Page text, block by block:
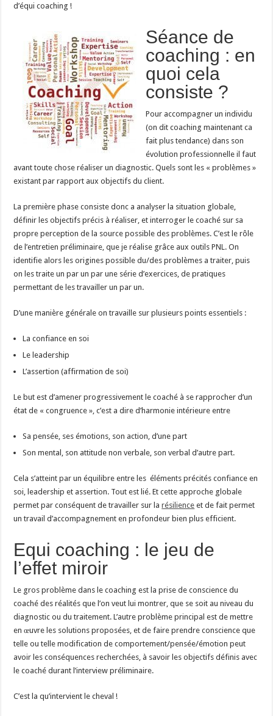
d’équi coaching !
Séance de
coaching : en
quoi cela
consiste ?
Pour accompagner un individu
(on dit coaching maintenant ca
fait plus tendance) dans son
évolution professionnelle il faut
avant toute chose réaliser un diagnostic. Quels sont les « problèmes »
existant par rapport aux objectifs du client.
La première phase consiste donc a analyser la situation globale,
définir les objectifs précis à réaliser, et interroger le coaché sur sa
propre perception de la source possible des problèmes. C’est le rôle
de l’entretien préliminaire, que je réalise grâce aux outils PNL. On
identifie alors les origines possible du/des problèmes a traiter, puis
on les traite un par un par une série d’exercices, de pratiques
permettant de les travailler un par un.
D’une manière générale on travaille sur plusieurs points essentiels :
La confiance en soi
Le leadership
L’assertion (affirmation de soi)
Le but est d’amener progressivement le coaché à se rapprocher d’un
état de « congruence », c’est a dire d’harmonie intérieure entre
Sa pensée, ses émotions, son action, d’une part
Son mental, son attitude non verbale, son verbal d’autre part.
Cela s’atteint par un équilibre entre les éléments précités confiance en
soi, leadership et assertion. Tout est lié. Et cette approche globale
permet par conséquent de travailler sur larésilience et de fait permet
un travail d’accompagnement en profondeur bien plus efficient.
Equi coaching : le jeu de
l’effet miroir
Le gros problème dans le coaching est la prise de conscience du
coaché des réalités que l’on veut lui montrer, que se soit au niveau du
diagnostic ou du traitement. L’autre problème principal est de mettre
en œuvre les solutions proposées, et de faire prendre conscience que
telle ou telle modification de comportement/pensée/émotion peut
avoir les conséquences recherchées, à savoir les objectifs définis avec
le coaché durant l’interview préliminaire.
C’est la qu’intervient le cheval !